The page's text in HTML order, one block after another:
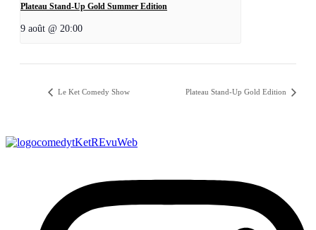
Plateau Stand-Up Gold Summer Edition
9 août @ 20:00
Le Ket Comedy Show Plateau Stand-Up Gold Edition